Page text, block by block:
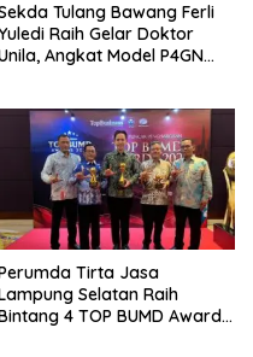
Tulang Bawang Ferli
Raih Gelar Doktor
Angkat Model P4GN
Tirta Jasa
Selatan Raih
4 TOP BUMD Awards